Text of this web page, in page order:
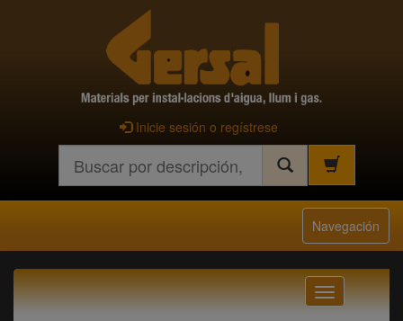
Inicie sesión o regístrese
Navegación
Navegación